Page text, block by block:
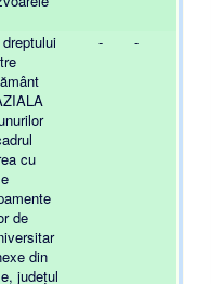
cu
de
din
județul
- -